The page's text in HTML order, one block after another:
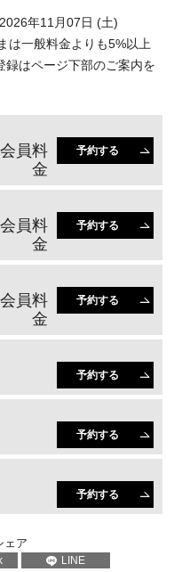
年11月07日 (土)
は一般料金よりも5%以上
録はページ下部のご案内を
員料
金
予約する
員料
金
予約する
員料
金
予約する
予約する
予約する
予約する
ェア
LINE